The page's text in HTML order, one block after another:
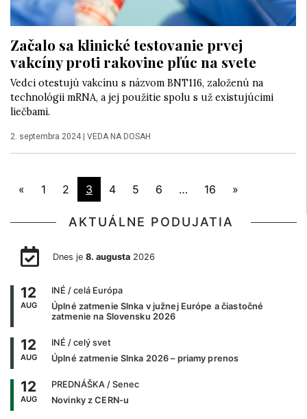
Začalo sa klinické testovanie prvej
vakcíny proti rakovine pľúc na svete
Vedci otestujú vakcínu s názvom BNT116, založenú na
technológii mRNA, a jej použitie spolu s už existujúcimi
liečbami.
2. septembra 2024 | VEDA NA DOSAH
« 1 2 3 4 5 6 … 16 »
AKTUÁLNE PODUJATIA
Dnes je 8. augusta2026
12
AUG
INÉ / celá Európa
Úplné zatmenie Slnka v južnej Európe a čiastočné
zatmenie na Slovensku 2026
12
AUG
INÉ / celý svet
Úplné zatmenie Slnka 2026 – priamy prenos
12
AUG
PREDNÁŠKA / Senec
Novinky z CERN-u